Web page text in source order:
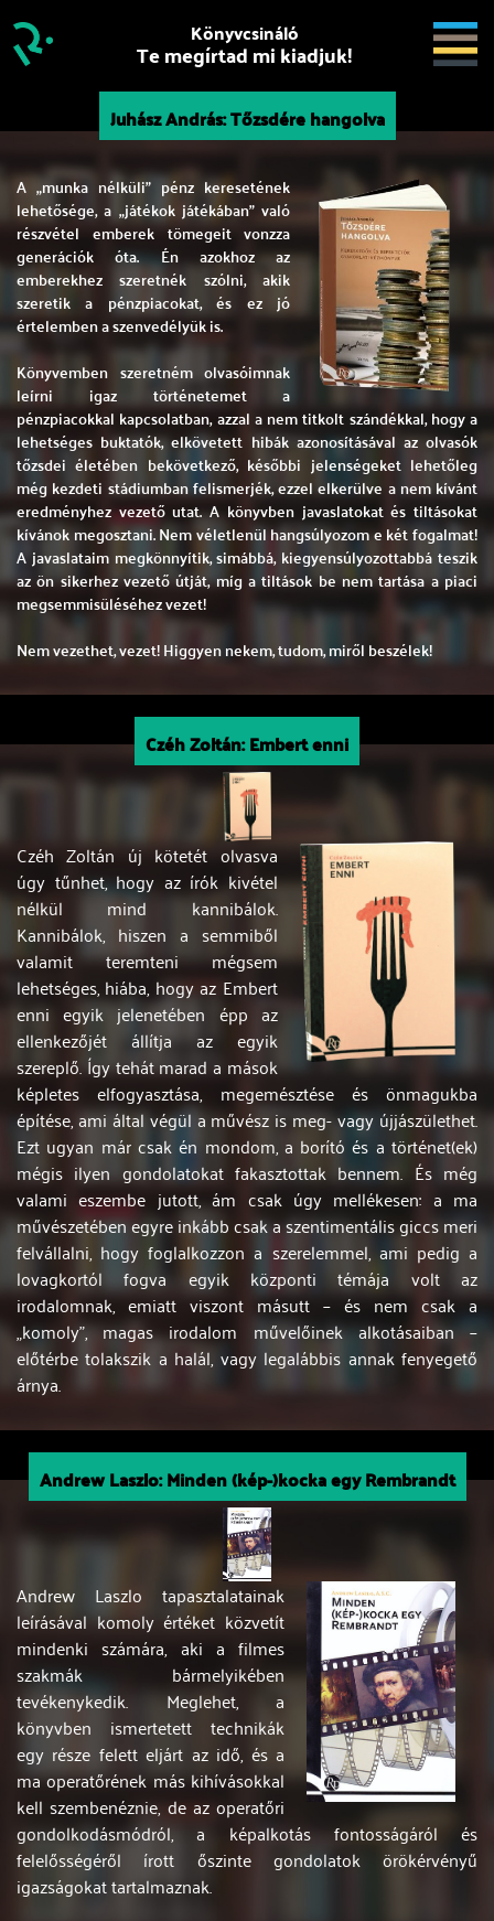
Könyvcsináló
Te megírtad mi kiadjuk!
Juhász András: Tőzsdére hangolva
A „munka nélküli” pénz keresetének
lehetősége, a „játékok játékában” való
részvétel emberek tömegeit vonzza
generációk óta. Én azokhoz az
emberekhez szeretnék szólni, akik
szeretik a pénzpiacokat, és ez jó
értelemben a szenvedélyük is.
Könyvemben szeretném olvasóimnak
leírni igaz történetemet a
pénzpiacokkal kapcsolatban, azzal a nem titkolt szándékkal, hogy a
lehetséges buktatók, elkövetett hibák azonosításával az olvasók
tőzsdei életében bekövetkező, későbbi jelenségeket lehetőleg
még kezdeti stádiumban felismerjék, ezzel elkerülve a nem kívánt
eredményhez vezető utat. A könyvben javaslatokat és tiltásokat
kívánok megosztani. Nem véletlenül hangsúlyozom e két fogalmat!
A javaslataim megkönnyítik, simábbá, kiegyensúlyozottabbá teszik
az ön sikerhez vezető útját, míg a tiltások be nem tartása a piaci
megsemmisüléséhez vezet!
Nem vezethet, vezet! Higgyen nekem, tudom, miről beszélek!
Czéh Zoltán: Embert enni
Czéh Zoltán új kötetét olvasva
úgy tűnhet, hogy az írók kivétel
nélkül mind kannibálok.
Kannibálok, hiszen a semmiből
valamit teremteni mégsem
lehetséges, hiába, hogy az Embert
enni egyik jelenetében épp az
ellenkezőjét állítja az egyik
szereplő. Így tehát marad a mások
képletes elfogyasztása, megemésztése és önmagukba
építése, ami által végül a művész is meg- vagy újjászülethet.
Ezt ugyan már csak én mondom, a borító és a történet(ek)
mégis ilyen gondolatokat fakasztottak bennem. És még
valami eszembe jutott, ám csak úgy mellékesen: a ma
művészetében egyre inkább csak a szentimentális giccs meri
felvállalni, hogy foglalkozzon a szerelemmel, ami pedig a
lovagkortól fogva egyik központi témája volt az
irodalomnak, emiatt viszont másutt – és nem csak a
„komoly”, magas irodalom művelőinek alkotásaiban –
előtérbe tolakszik a halál, vagy legalábbis annak fenyegető
árnya.
Andrew Laszlo: Minden (kép-)kocka egy Rembrandt
Andrew Laszlo tapasztalatainak
leírásával komoly értéket közvetít
mindenki számára, aki a filmes
szakmák bármelyikében
tevékenykedik. Meglehet, a
könyvben ismertetett technikák
egy része felett eljárt az idő, és a
ma operatőrének más kihívásokkal
kell szembenéznie, de az operatőri
gondolkodásmódról, a képalkotás fontosságáról és
felelősségéről írott őszinte gondolatok örökérvényű
igazságokat tartalmaznak.